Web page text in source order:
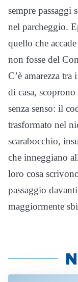
sempre passaggi
nel parcheggio.
quello che
non fosse del
C’è amarezza
di casa,
senza senso: il
trasformato nel
scarabocchio,
che inneggiano
loro cosa
passaggio
maggiormente